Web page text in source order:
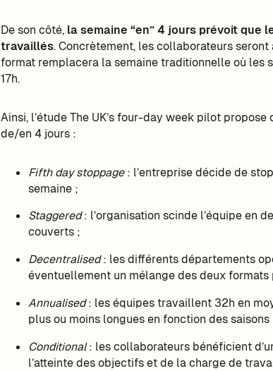
De son côté, la semaine “en” 4 jours prévoit
travaillés. Concrètement, les collaborateurs
format remplacera la semaine traditionnelle où les
17h.
Ainsi, l’étude The UK’s four-day week pilot
de/en 4 jours :
Fifth day stoppage: l’entreprise décide de
semaine ;
Staggered: l’organisation scinde l’équipe en
couverts ;
Decentralised: les différents départements
éventuellement un mélange des deux formats
Annualised: les équipes travaillent 32h en
plus ou moins longues en fonction des saisons
Conditional: les collaborateurs bénéficient
l’atteinte des objectifs et de la charge de